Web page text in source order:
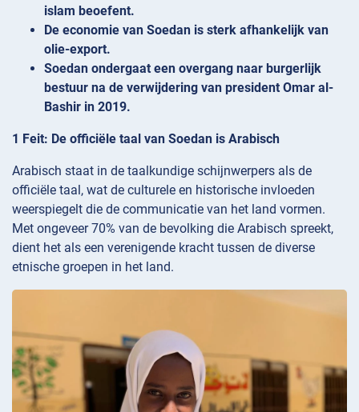
islam beoefent.
De economie van Soedan is sterk afhankelijk van
olie-export.
Soedan ondergaat een overgang naar burgerlijk
bestuur na de verwijdering van president Omar al-
Bashir in 2019.
1 Feit: De officiële taal van Soedan is Arabisch
Arabisch staat in de taalkundige schijnwerpers als de
officiële taal, wat de culturele en historische invloeden
weerspiegelt die de communicatie van het land vormen.
Met ongeveer 70% van de bevolking die Arabisch spreekt,
dient het als een verenigende kracht tussen de diverse
etnische groepen in het land.